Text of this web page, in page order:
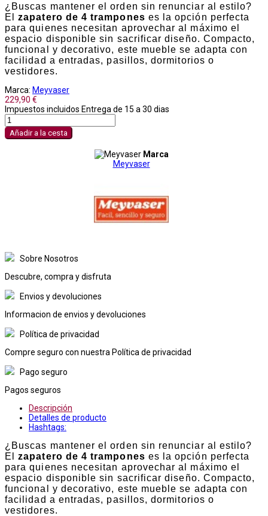
¿Buscas mantener el orden sin renunciar al estilo?
Elzapatero de 4 trampones es la opción perfecta
para quienes necesitan aprovechar al máximo el
espacio disponible sin sacrificar diseño. Compacto,
funcional y decorativo, este mueble se adapta con
facilidad a entradas, pasillos, dormitorios o
vestidores.
Marca: Meyvaser
229,90 €
Impuestos incluidos Entrega de 15 a 30 dias
Añadir a la cesta
Marca
Meyvaser
Sobre Nosotros
Descubre, compra y disfruta
Envios y devoluciones
Informacion de envios y devoluciones
Política de privacidad
Compre seguro con nuestra Política de privacidad
Pago seguro
Pagos seguros
Descripción
Detalles de producto
Hashtags:
¿Buscas mantener el orden sin renunciar al estilo?
Elzapatero de 4 trampones es la opción perfecta
para quienes necesitan aprovechar al máximo el
espacio disponible sin sacrificar diseño. Compacto,
funcional y decorativo, este mueble se adapta con
facilidad a entradas, pasillos, dormitorios o
vestidores.